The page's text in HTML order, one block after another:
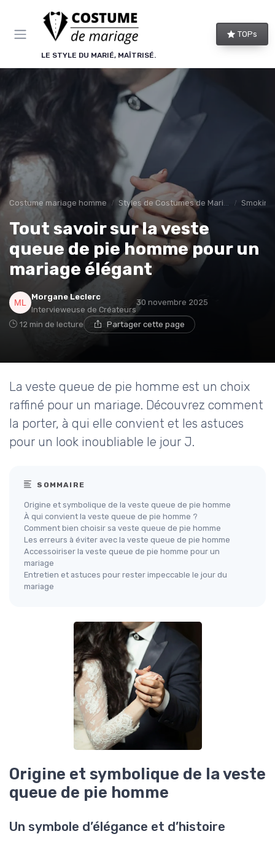
LE STYLE DU MARIÉ, MAÎTRISÉ.
TOPs
Costume mariage homme Styles de Costumes de Mariage
Tout savoir sur la veste
queue de pie homme pour un
mariage élégant
Morgane Leclerc
Intervieweuse de Créateurs
30 novembre 2025
12 min de lecture Partager cette page
La veste queue de pie homme est un choix
raffiné pour un mariage. Découvrez comment
la porter, à qui elle convient et les astuces
pour un look inoubliable le jour J.
SOMMAIRE
Origine et symbolique de la veste queue de pie homme
À qui convient la veste queue de pie homme ?
Comment bien choisir sa veste queue de pie homme
Les erreurs à éviter avec la veste queue de pie homme
Accessoiriser la veste queue de pie homme pour un
mariage
Entretien et astuces pour rester impeccable le jour du
mariage
Origine et symbolique de la veste
queue de pie homme
Un symbole d’élégance et d’histoire